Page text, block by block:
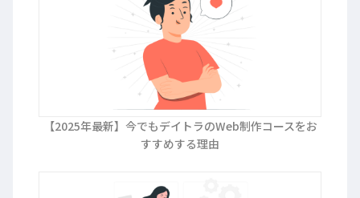
【2025年最新】今でもデイトラのWeb制作コースをお
すすめする理由